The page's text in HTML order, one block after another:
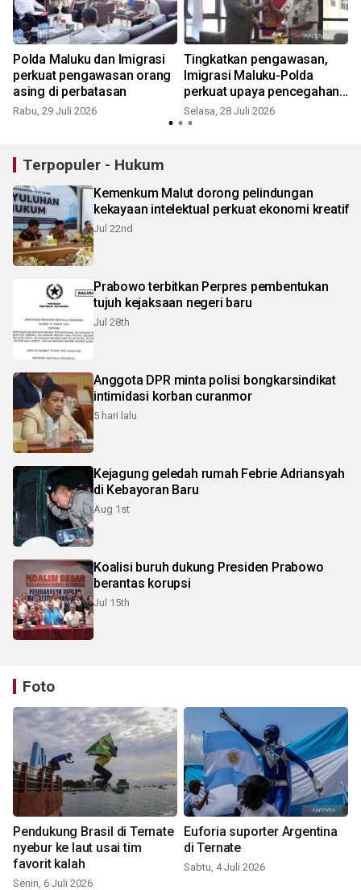
Polda Maluku dan Imigrasi
perkuat pengawasan orang
asing di perbatasan
Rabu, 29 Juli 2026
Tingkatkan pengawasan,
Imigrasi Maluku-Polda
perkuat upaya pencegahan
TPPO
Selasa, 28 Juli 2026
Terpopuler - Hukum
Kemenkum Malut dorong pelindungan
kekayaan intelektual perkuat ekonomi kreatif
Jul 22nd
Prabowo terbitkan Perpres pembentukan
tujuh kejaksaan negeri baru
Jul 28th
Anggota DPR minta polisi bongkarsindikat
intimidasi korban curanmor
5 hari lalu
Kejagung geledah rumah Febrie Adriansyah
di Kebayoran Baru
Aug 1st
Koalisi buruh dukung Presiden Prabowo
berantas korupsi
Jul 15th
Foto
Pendukung Brasil di Ternate
nyebur ke laut usai tim
favorit kalah
Senin, 6 Juli 2026
Euforia suporter Argentina
di Ternate
Sabtu, 4 Juli 2026